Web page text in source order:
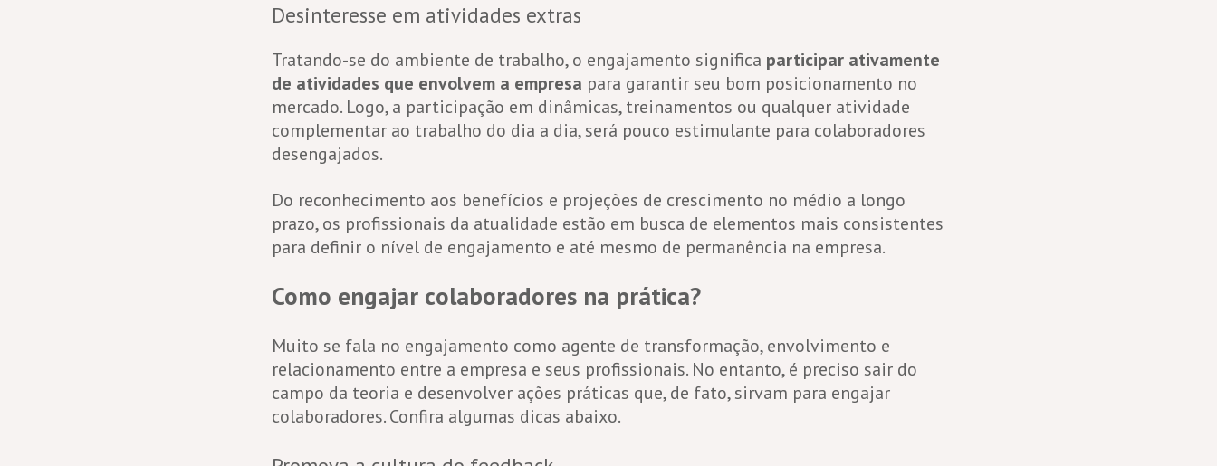
Desinteresse em atividades extras
Tratando-se do ambiente de trabalho, o engajamento significa participar ativamente
de atividades que envolvem a empresa para garantir seu bom posicionamento no
mercado. Logo, a participação em dinâmicas, treinamentos ou qualquer atividade
complementar ao trabalho do dia a dia, será pouco estimulante para colaboradores
desengajados.
Do reconhecimento aos benefícios e projeções de crescimento no médio a longo
prazo, os profissionais da atualidade estão em busca de elementos mais consistentes
para definir o nível de engajamento e até mesmo de permanência na empresa.
Como engajar colaboradores na prática?
Muito se fala no engajamento como agente de transformação, envolvimento e
relacionamento entre a empresa e seus profissionais. No entanto, é preciso sair do
campo da teoria e desenvolver ações práticas que, de fato, sirvam para engajar
colaboradores. Confira algumas dicas abaixo.